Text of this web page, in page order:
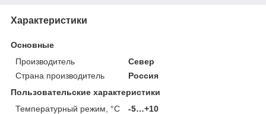
Характеристики
Основные
Производитель
Север
Страна производитель
Россия
Пользовательские характеристики
Температурный режим, °С
-5…+10